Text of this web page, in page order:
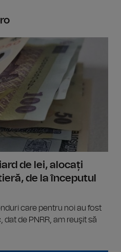
de lei, alocați
de la începutul
care pentru noi au fost
de PNRR, am reuşit să